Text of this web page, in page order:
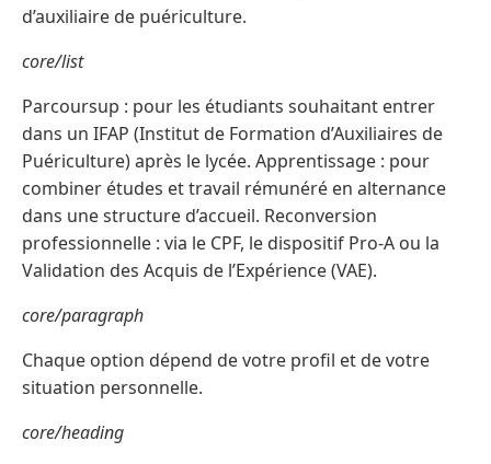
d’auxiliaire de puériculture.
core/list
Parcoursup : pour les étudiants souhaitant entrer
dans un IFAP (Institut de Formation d’Auxiliaires de
Puériculture) après le lycée. Apprentissage : pour
combiner études et travail rémunéré en alternance
dans une structure d’accueil. Reconversion
professionnelle : via le CPF, le dispositif Pro-A ou la
Validation des Acquis de l’Expérience (VAE).
core/paragraph
Chaque option dépend de votre profil et de votre
situation personnelle.
core/heading